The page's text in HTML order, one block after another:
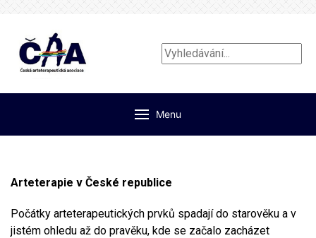
Vyhledávání...
Menu
Arteterapie v České republice
Počátky arteterapeutických prvků spadají do starověku a v
jistém ohledu až do pravěku, kde se začalo zacházet